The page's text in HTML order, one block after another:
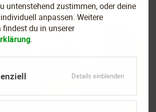
untenstehend zustimmen, oder deine
anpassen. Weitere
du in unserer
.
Details einblendenfür